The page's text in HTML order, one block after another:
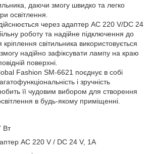
даючи змогу швидко та легко
освітлення.
через адаптер AC 220 V/DC 24
роботу та надійне підключення до
світильника використовується
надійно зафіксувати лампу на краю
поверхні.
Fashion SM-6621 поєднує в собі
і зручність
її чудовим вибором для створення
в будь-якому приміщенні.
Вт
AC 220 V / DС 24 V, 1A